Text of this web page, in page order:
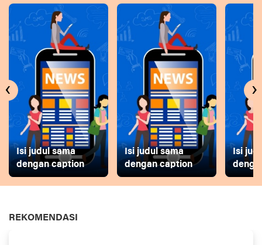
Isi judul sama
dengan caption
Isi judul sama
dengan caption
Isi
‹ ›
REKOMENDASI